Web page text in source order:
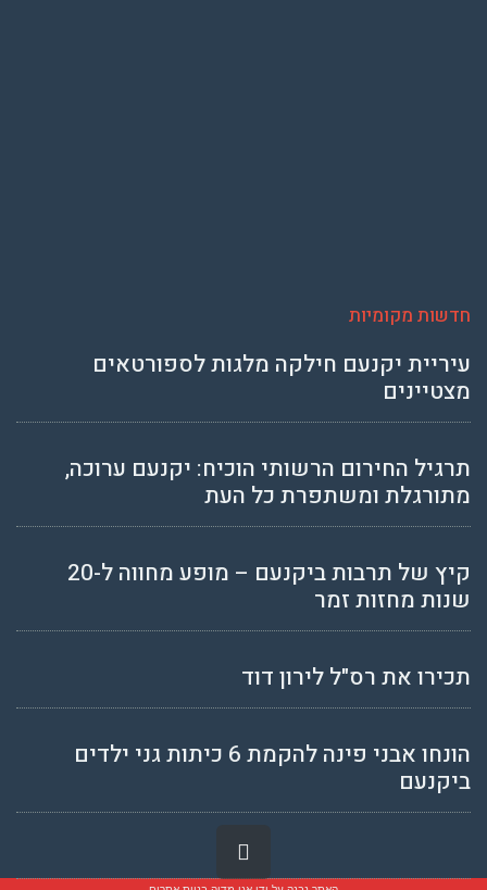
חדשות מקומיות
עיריית יקנעם חילקה מלגות לספורטאים
מצטיינים
תרגיל החירום הרשותי הוכיח: יקנעם ערוכה,
מתורגלת ומשתפרת כל העת
קיץ של תרבות ביקנעם – מופע מחווה ל-20
שנות מחזות זמר
תכירו את רס"ל לירון דוד
הונחו אבני פינה להקמת 6 כיתות גני ילדים
ביקנעם
לראש